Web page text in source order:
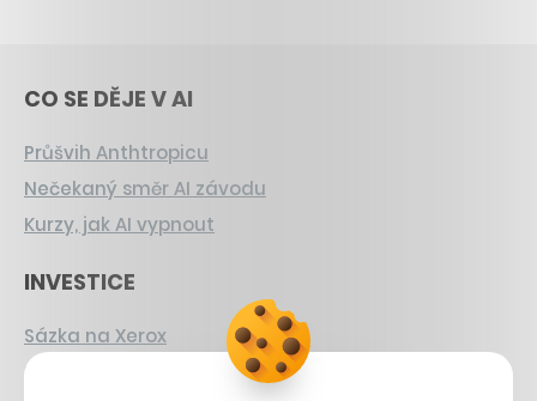
CO SE DĚJE V AI
Průšvih Anthtropicu
Nečekaný směr AI závodu
Kurzy, jak AI vypnout
INVESTICE
Sázka na Xerox
Strnad v Pirelli